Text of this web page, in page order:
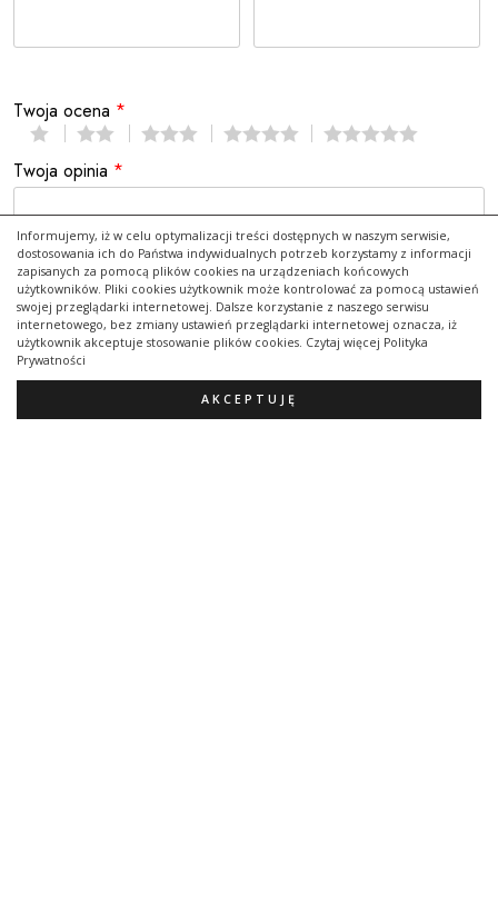
Informujemy, iż w celu optymalizacji treści dostępnych w naszym serwisie,
dostosowania ich do Państwa indywidualnych potrzeb korzystamy z informacji
zapisanych za pomocą plików cookies na urządzeniach końcowych
użytkowników. Pliki cookies użytkownik może kontrolować za pomocą ustawień
swojej przeglądarki internetowej. Dalsze korzystanie z naszego serwisu
internetowego, bez zmiany ustawień przeglądarki internetowej oznacza, iż
użytkownik akceptuje stosowanie plików cookies. Czytaj więcej Polityka
Prywatności
AKCEPTUJĘ
Twoja ocena *
Twoja opinia *